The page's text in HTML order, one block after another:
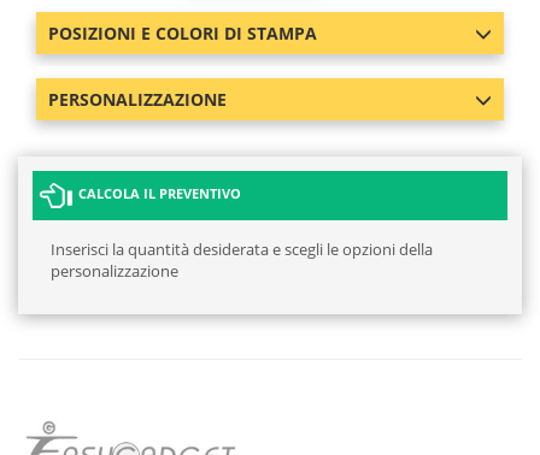
POSIZIONI E COLORI DI STAMPA
PERSONALIZZAZIONE
CALCOLA IL PREVENTIVO
Inserisci la quantità desiderata e scegli le opzioni della
personalizzazione